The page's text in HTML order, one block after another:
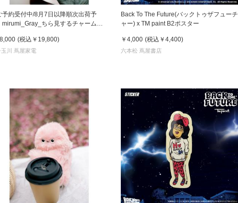
予約受付中/8月7日以降順次出荷予
mirumi_Gray_ちら見するチャームロ
(税込 ￥19,800)
玉川 蔦屋家電
Back To The Future(バックトゥザフューチ
ャー) x TM paint B2ポスター
￥4,000 (税込 ￥4,400)
六本松 蔦屋書店